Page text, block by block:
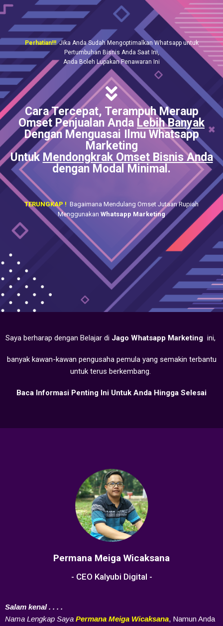
Perhatian!!!Jika Anda Sudah Mengoptimalkan Whatsapp untuk
Pertumbuhan Bisnis Anda Saat Ini,
Anda Boleh Lupakan Penawaran Ini
Cara Tercepat, Terampuh Meraup
Omset Penjualan Anda Lebih Banyak
Dengan Menguasai Ilmu Whatsapp
Marketing
Untuk Mendongkrak Omset Bisnis Anda
dengan Modal Minimal.
TERUNGKAP ! Bagaimana Mendulang Omset Jutaan Rupiah
Menggunakan Whatsapp Marketing
Saya berharap dengan Belajar di Jago Whatsapp Marketing ini,
banyak kawan-kawan pengusaha pemula yang semakin terbantu
untuk terus berkembang.
Baca Informasi Penting Ini Untuk Anda Hingga Selesai
Permana Meiga Wicaksana
- CEO Kalyubi Digital -
Salam kenal . . . .
Nama Lengkap Saya Permana Meiga Wicaksana, Namun Anda